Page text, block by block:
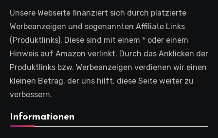
Unsere Webseite finanziert sich durch platzierte
Werbeanzeigen und sogenannten Affiliate Links
(Produktlinks). Diese sind mit einem * oder einem
Hinweis auf Amazon verlinkt. Durch das Anklicken der
Produktlinks bzw. Werbeanzeigen verdienen wir einen
kleinen Betrag, der uns hilft, diese Seite weiter zu
verbessern.
Informationen